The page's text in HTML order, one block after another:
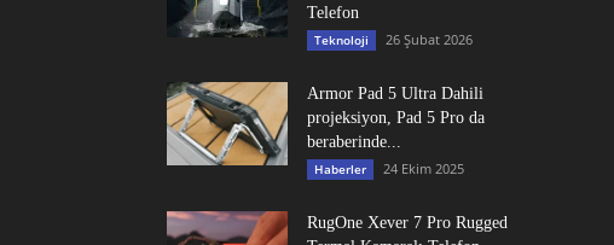
Telefon
Teknoloji 26 Şubat 2026
Armor Pad 5 Ultra Dahili
projeksiyon, Pad 5 Pro da
beraberinde...
Haberler 24 Ekim 2025
RugOne Xever 7 Pro Rugged